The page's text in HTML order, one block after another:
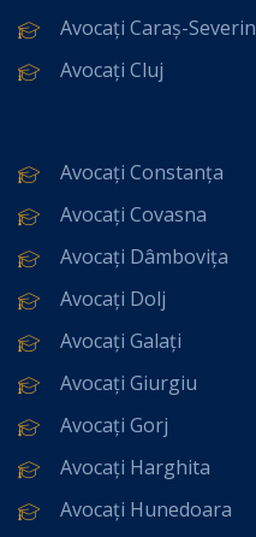
Avocați Caraș-Severin
Avocați Cluj
Avocați Constanța
Avocați Covasna
Avocați Dâmbovița
Avocați Dolj
Avocați Galați
Avocați Giurgiu
Avocați Gorj
Avocați Harghita
Avocați Hunedoara